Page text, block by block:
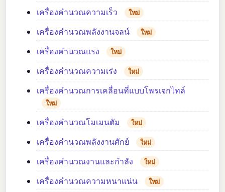
เครื่องคำนวณความเร็ว
ใหม่
เครื่องคำนวณพลังงานจลน์ ใหม่
เครื่องคำนวณแรง ใหม่
เครื่องคำนวณความเร่ง ใหม่
เครื่องคำนวณการเคลื่อนที่แบบโพรเจกไทล์
ใหม่
เครื่องคำนวณโมเมนตัม ใหม่
เครื่องคำนวณพลังงานศักย์ ใหม่
เครื่องคำนวณงานและกำลัง ใหม่
เครื่องคำนวณความหนาแน่น ใหม่